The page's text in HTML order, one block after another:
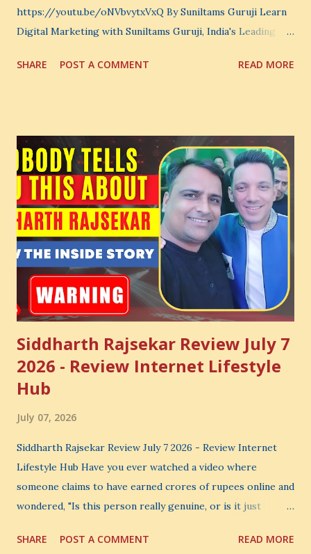
https://youtu.be/oNVbvytxVxQ By Suniltams Guruji Learn
Digital Marketing with Suniltams Guruji, India's Leading
Courses: https://store.suniltams.com/ There are 20
SHARE POST A COMMENT READ MORE
Siddharth Rajsekar Review July 7
2026 - Review Internet Lifestyle
Hub
July 07, 2026
Siddharth Rajsekar Review July 7 2026 - Review Internet
Lifestyle Hub Have you ever watched a video where
someone claims to have earned crores of rupees online and
wondered, "Is this person really genuine, or is it just
honest Siddharth Rajsekar Review , you are probably asking
SHARE POST A COMMENT READ MORE